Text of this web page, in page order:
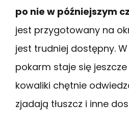
po nie w późniejszym
jest przygotowany na
jest trudniej dostępny.
pokarm staje się
kowaliki chętnie
zjadają tłuszcz i inne